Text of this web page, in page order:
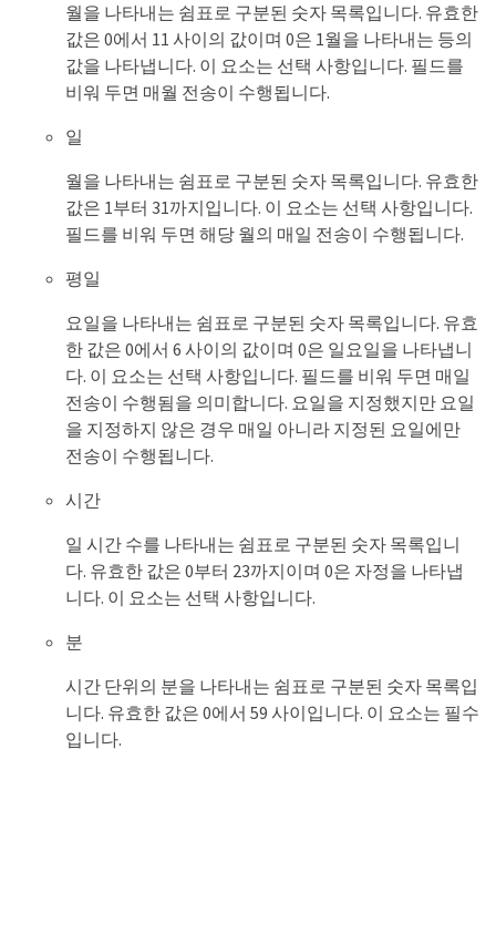
월을 나타내는 쉼표로 구분된 숫자 목록입니다. 유효한
값은 0에서 11 사이의 값이며 0은 1월을 나타내는 등의
값을 나타냅니다. 이 요소는 선택 사항입니다. 필드를
비워 두면 매월 전송이 수행됩니다.
일
월을 나타내는 쉼표로 구분된 숫자 목록입니다. 유효한
값은 1부터 31까지입니다. 이 요소는 선택 사항입니다.
필드를 비워 두면 해당 월의 매일 전송이 수행됩니다.
평일
요일을 나타내는 쉼표로 구분된 숫자 목록입니다. 유효
한 값은 0에서 6 사이의 값이며 0은 일요일을 나타냅니
다. 이 요소는 선택 사항입니다. 필드를 비워 두면 매일
전송이 수행됨을 의미합니다. 요일을 지정했지만 요일
을 지정하지 않은 경우 매일 아니라 지정된 요일에만
전송이 수행됩니다.
시간
일 시간 수를 나타내는 쉼표로 구분된 숫자 목록입니
다. 유효한 값은 0부터 23까지이며 0은 자정을 나타냅
니다. 이 요소는 선택 사항입니다.
분
시간 단위의 분을 나타내는 쉼표로 구분된 숫자 목록입
니다. 유효한 값은 0에서 59 사이입니다. 이 요소는 필수
입니다.